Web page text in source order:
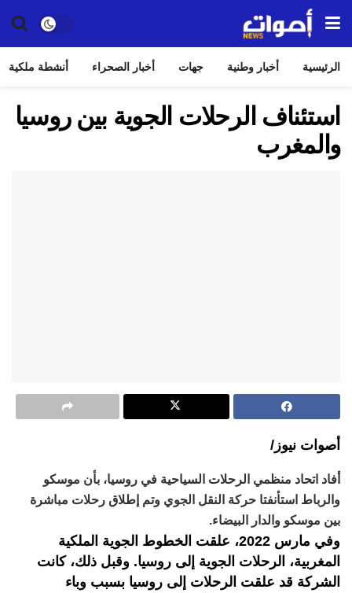
الرئيسية أخبار وطنية جهات أخبار الصحراء أنشطة ملكية
استئناف الرحلات الجوية بين روسيا
والمغرب
أصوات نيوز/
أفاد اتحاد منظمي الرحلات السياحية في روسيا، بأن موسكو
والرباط استأنفتا حركة النقل الجوي وتم إطلاق رحلات مباشرة
بين موسكو والدار البيضاء.
وفي مارس 2022، علقت الخطوط الجوية الملكية
المغربية، الرحلات الجوية إلى روسيا. وقبل ذلك، كانت
الشركة قد علقت الرحلات إلى روسيا بسبب وباء